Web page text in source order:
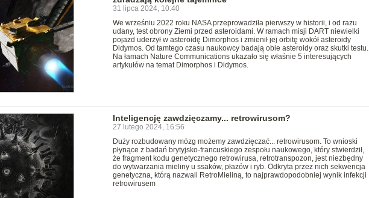
31 lipca 2024, 10:40
We wrześniu 2022 roku NASA przeprowadziła pierwszy w historii, i od razu
udany, test obrony Ziemi przed asteroidami. W ramach misji DART niewielki
pojazd uderzył w asteroidę Dimorphos i zmienił jej orbitę wokół asteroidy
Didymos. Od tamtego czasu naukowcy badają obie asteroidy oraz skutki testu.
Na łamach Nature Communications ukazało się właśnie 5 interesujących
artykułów na temat Dimorphos i Didymos.
Inteligencję zawdzięczamy... retrowirusom?
27 lutego 2024, 16:56
Duży rozbudowany mózg możemy zawdzięczać... retrowirusom. To wnioski
płynące z badań brytyjsko-francuskiego zespołu naukowego, który stwierdził,
że fragment kodu genetycznego retrowirusa, retrotranspozon, jest niezbędny
do wytwarzania mieliny u ssaków, płazów i ryb. Odkryta przez nich sekwencja
genetyczna, którą nazwali RetroMieliną, to najprawdopodobniej wynik infekcji
retrowirusem